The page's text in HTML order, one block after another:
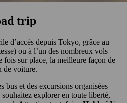
trip
d’accès depuis Tokyo, grâce au
ou à l’un des nombreux vols
fois sur place, la meilleure façon de
de voiture.
bus et des excursions organisées
explorer en toute liberté,